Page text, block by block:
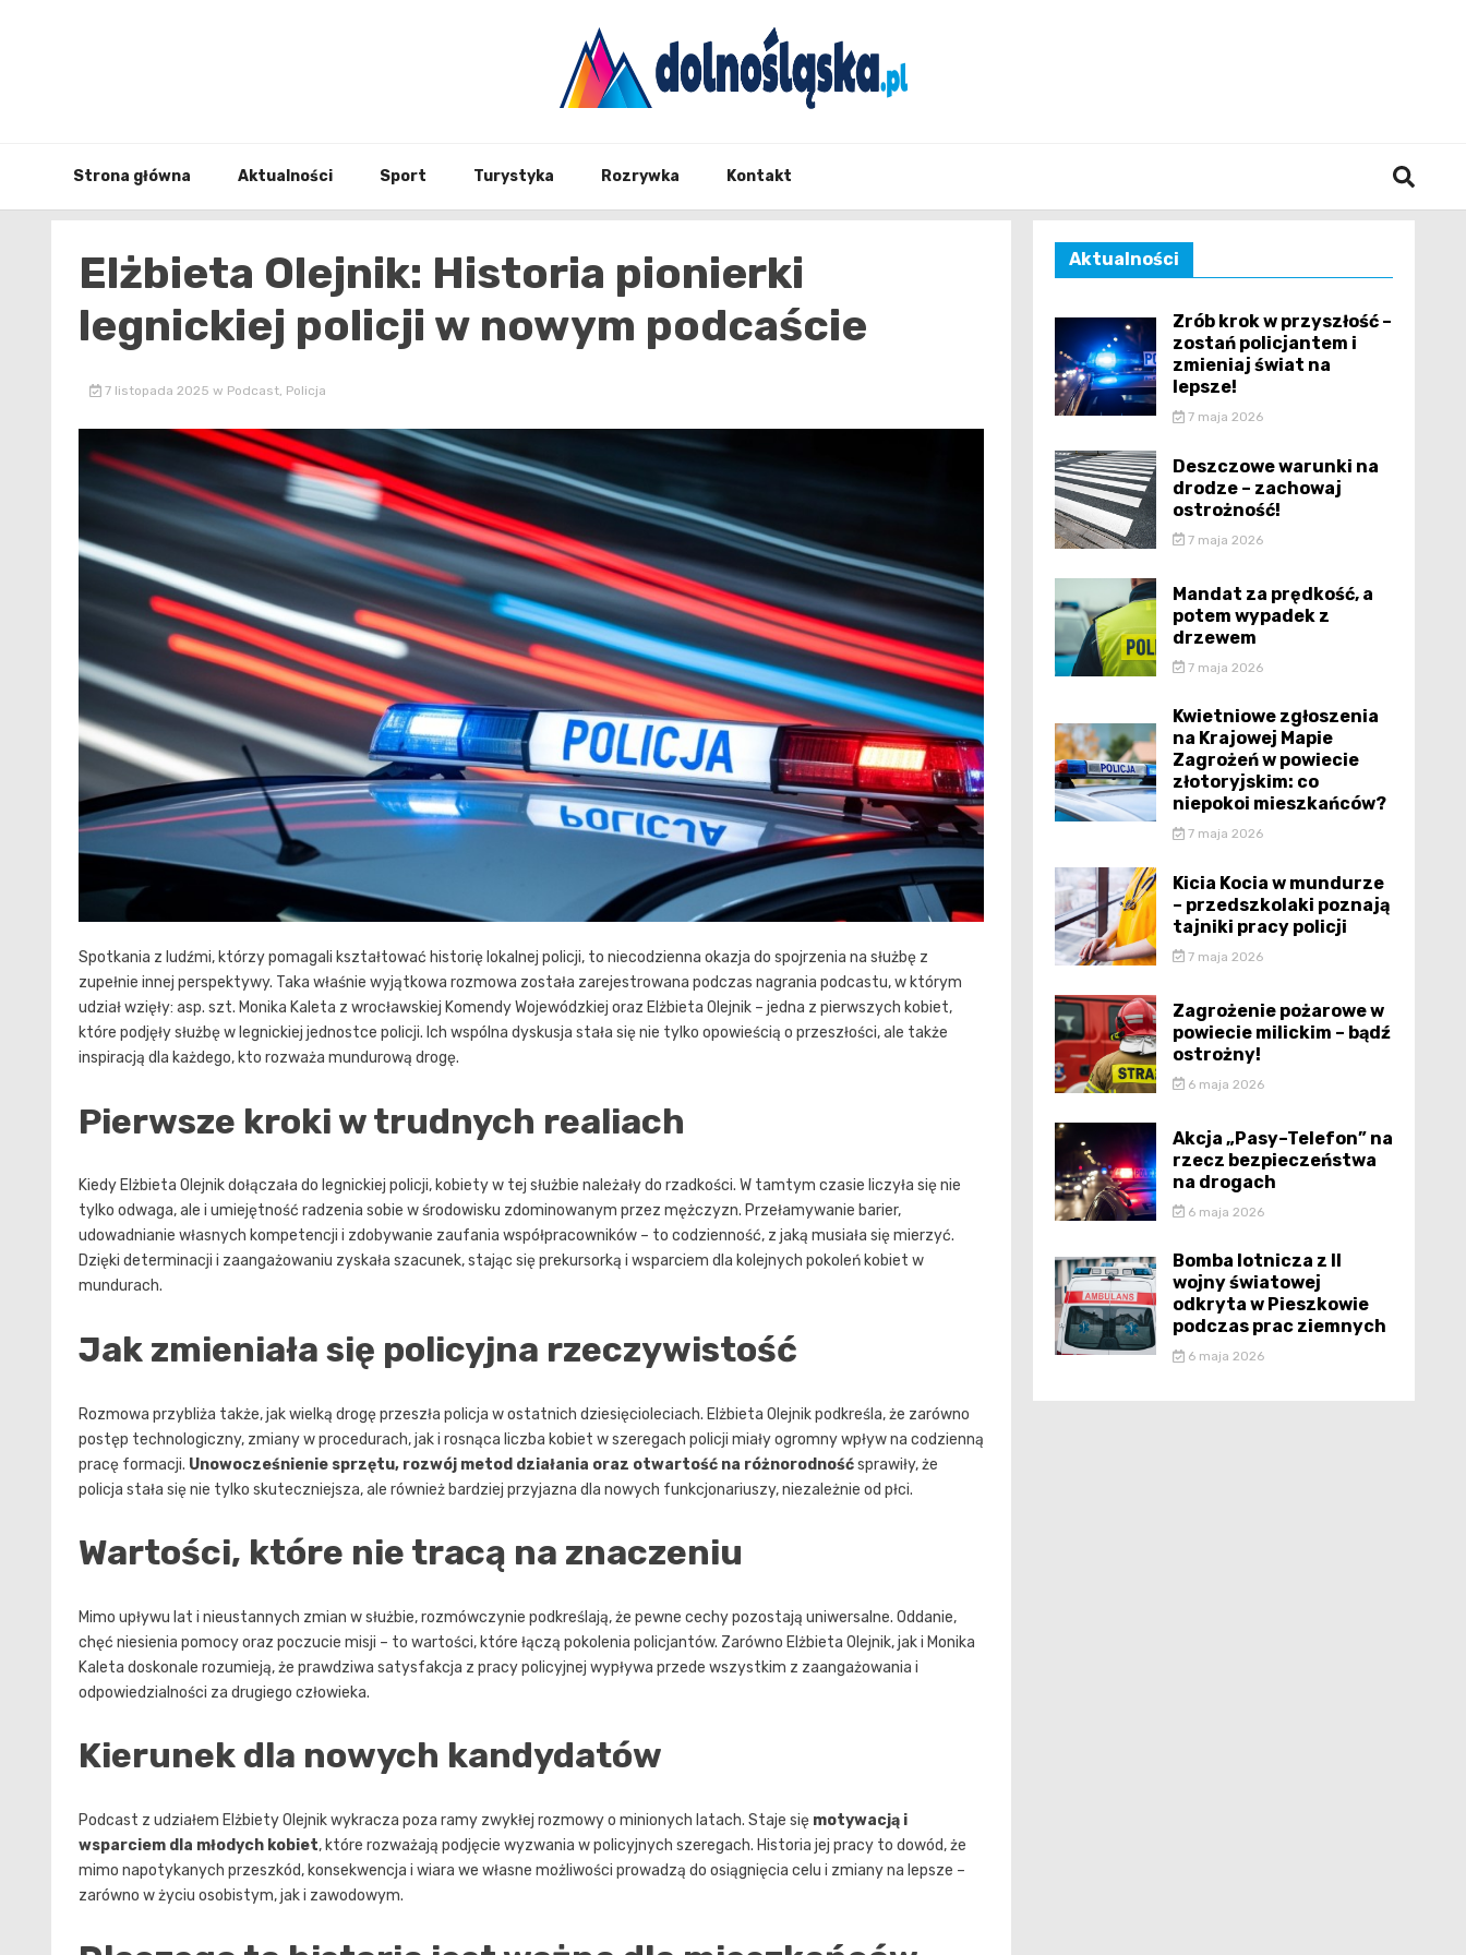
Strona główna Aktualności Sport Turystyka Rozrywka Kontakt
Elżbieta Olejnik: Historia pionierki
legnickiej policji w nowym podcaście
7 listopada 2025 w Podcast, Policja
Spotkania z ludźmi, którzy pomagali kształtować historię lokalnej policji, to niecodzienna okazja do spojrzenia na służbę z
zupełnie innej perspektywy. Taka właśnie wyjątkowa rozmowa została zarejestrowana podczas nagrania podcastu, w którym
udział wzięły: asp. szt. Monika Kaleta z wrocławskiej Komendy Wojewódzkiej oraz Elżbieta Olejnik – jedna z pierwszych kobiet,
które podjęły służbę w legnickiej jednostce policji. Ich wspólna dyskusja stała się nie tylko opowieścią o przeszłości, ale także
inspiracją dla każdego, kto rozważa mundurową drogę.
Pierwsze kroki w trudnych realiach
Kiedy Elżbieta Olejnik dołączała do legnickiej policji, kobiety w tej służbie należały do rzadkości. W tamtym czasie liczyła się nie
tylko odwaga, ale i umiejętność radzenia sobie w środowisku zdominowanym przez mężczyzn. Przełamywanie barier,
udowadnianie własnych kompetencji i zdobywanie zaufania współpracowników – to codzienność, z jaką musiała się mierzyć.
Dzięki determinacji i zaangażowaniu zyskała szacunek, stając się prekursorką i wsparciem dla kolejnych pokoleń kobiet w
mundurach.
Jak zmieniała się policyjna rzeczywistość
Rozmowa przybliża także, jak wielką drogę przeszła policja w ostatnich dziesięcioleciach. Elżbieta Olejnik podkreśla, że zarówno
postęp technologiczny, zmiany w procedurach, jak i rosnąca liczba kobiet w szeregach policji miały ogromny wpływ na codzienną
pracę formacji. Unowocześnienie sprzętu, rozwój metod działania oraz otwartość na różnorodnośćsprawiły, że
policja stała się nie tylko skuteczniejsza, ale również bardziej przyjazna dla nowych funkcjonariuszy, niezależnie od płci.
Wartości, które nie tracą na znaczeniu
Mimo upływu lat i nieustannych zmian w służbie, rozmówczynie podkreślają, że pewne cechy pozostają uniwersalne. Oddanie,
chęć niesienia pomocy oraz poczucie misji – to wartości, które łączą pokolenia policjantów. Zarówno Elżbieta Olejnik, jak i Monika
Kaleta doskonale rozumieją, że prawdziwa satysfakcja z pracy policyjnej wypływa przede wszystkim z zaangażowania i
odpowiedzialności za drugiego człowieka.
Kierunek dla nowych kandydatów
Podcast z udziałem Elżbiety Olejnik wykracza poza ramy zwykłej rozmowy o minionych latach. Staje się motywacją i
wsparciem dla młodych kobiet, które rozważają podjęcie wyzwania w policyjnych szeregach. Historia jej pracy to dowód, że
mimo napotykanych przeszkód, konsekwencja i wiara we własne możliwości prowadzą do osiągnięcia celu i zmiany na lepsze –
zarówno w życiu osobistym, jak i zawodowym.
Aktualności
Zrób krok w przyszłość –
zostań policjantem i
zmieniaj świat na
lepsze!
7 maja 2026
Deszczowe warunki na
drodze – zachowaj
ostrożność!
7 maja 2026
Mandat za prędkość, a
potem wypadek z
drzewem
7 maja 2026
Kwietniowe zgłoszenia
na Krajowej Mapie
Zagrożeń w powiecie
złotoryjskim: co
niepokoi mieszkańców?
7 maja 2026
Kicia Kocia w mundurze
– przedszkolaki poznają
tajniki pracy policji
7 maja 2026
Zagrożenie pożarowe w
powiecie milickim – bądź
ostrożny!
6 maja 2026
Akcja „Pasy–Telefon” na
rzecz bezpieczeństwa
na drogach
6 maja 2026
Bomba lotnicza z II
wojny światowej
odkryta w Pieszkowie
podczas prac ziemnych
6 maja 2026